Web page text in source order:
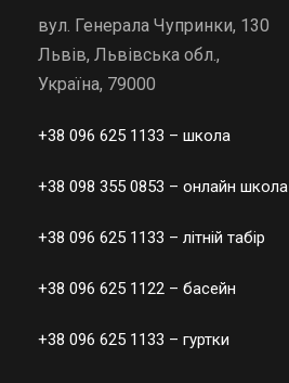
вул. Генерала Чупринки, 130
Львів, Львівська обл.,
Україна, 79000
+38 096 625 1133 – школа
+38 098 355 0853 – онлайн школа
+38 096 625 1133 – літній табір
+38 096 625 1122 – басейн
+38 096 625 1133 – гуртки